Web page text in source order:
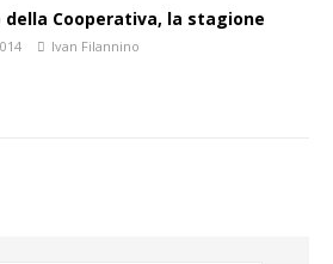
della Cooperativa, la stagione
Ivan Filannino